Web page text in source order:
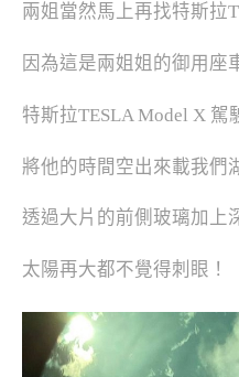
兩姐當然馬上再找特斯拉
因為這是兩姐姐的御用座
特斯拉TESLA Model X 駕
將他的時間空出來載我們
透過大片的前側玻璃加上
太陽再大都不覺得刺眼！